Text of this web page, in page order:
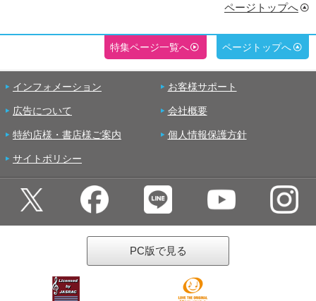
ページトップへ
特集ページ一覧へ ページトップへ
インフォメーション お客様サポート
広告について 会社概要
特約店様・書店様ご案内 個人情報保護方針
サイトポリシー
PC版で見る